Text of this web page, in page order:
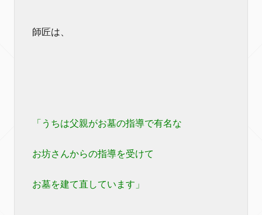
師匠は、
「うちは父親がお墓の指導で有名な
お坊さんからの指導を受けて
お墓を建て直しています」